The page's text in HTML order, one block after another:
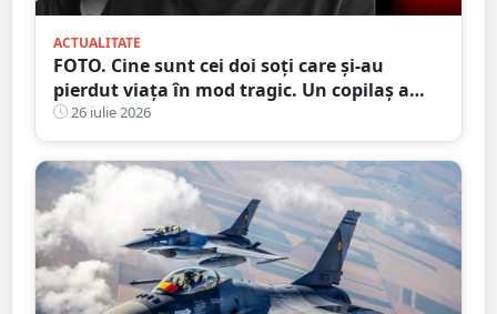
ACTUALITATE
FOTO. Cine sunt cei doi soți care și-au
pierdut viața în mod tragic. Un copilaș a
rămas orfan. Au căzut de pe motocicletă, în
județul vecin
26 iulie 2026